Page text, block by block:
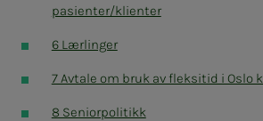
pasienter/klienter
6 Lærlinger
7 Avtale om bruk av fleksitid i Oslo
8 Seniorpolitikk